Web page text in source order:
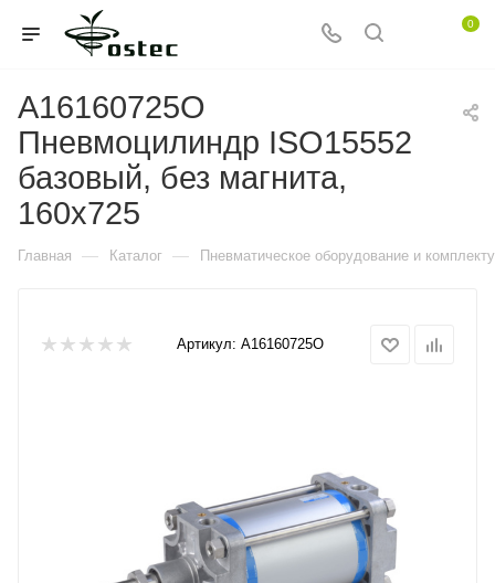
0
A16160725O
Пневмоцилиндр ISO15552
базовый, без магнита,
160x725
Главная — Каталог — Пневматическое оборудование и
Артикул: A16160725O